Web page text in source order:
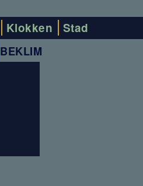
Klokken
Stad
BEKLIM